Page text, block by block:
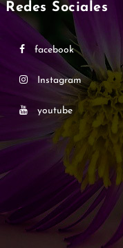
Redes Sociales
facebook
Instagram
youtube